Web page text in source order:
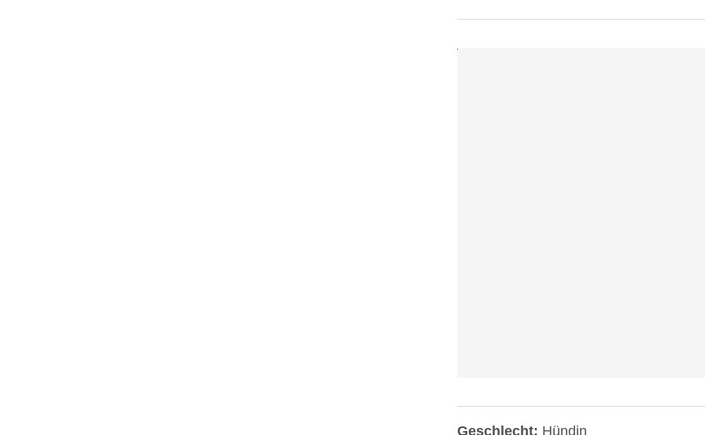
von
Geschlecht: Hündin